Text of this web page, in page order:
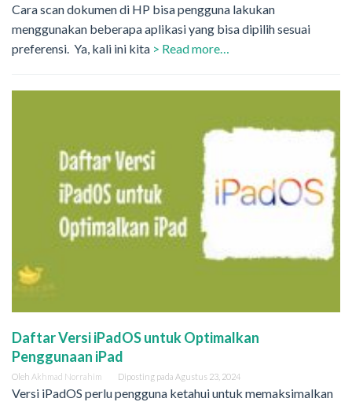
Cara scan dokumen di HP bisa pengguna lakukan
menggunakan beberapa aplikasi yang bisa dipilih sesuai
preferensi. Ya, kali ini kita > Read more…
Daftar Versi iPadOS untuk Optimalkan
Penggunaan iPad
Oleh Akhmad Norrahim Diposting pada Agustus 23, 2024
Versi iPadOS perlu pengguna ketahui untuk memaksimalkan